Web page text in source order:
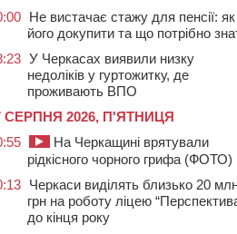
Не вистачає стажу для пенсії: як
його докупити та що потрібно
У Черкасах виявили низку
недоліків у гуртожитку, де
проживають ВПО
СЕРПНЯ 2026, П'ЯТНИЦЯ
На Черкащині врятували
рідкісного чорного грифа (ФОТО)
Черкаси виділять близько 20
грн на роботу ліцею
до кінця року